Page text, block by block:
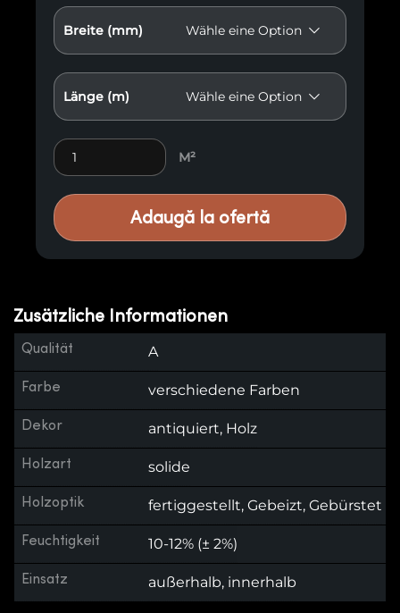
Breite (mm)
Länge (m)
Premium-Holzverkleidungen M14 Menge
M²
Adaugă la ofertă
Zusätzliche Informationen
Qualität A
Farbe verschiedene Farben
Dekor antiquiert, Holz
Holzart solide
Holzoptik fertiggestellt, Gebeizt, Gebürstet
Feuchtigkeit 10-12% (± 2%)
Einsatz außerhalb, innerhalb